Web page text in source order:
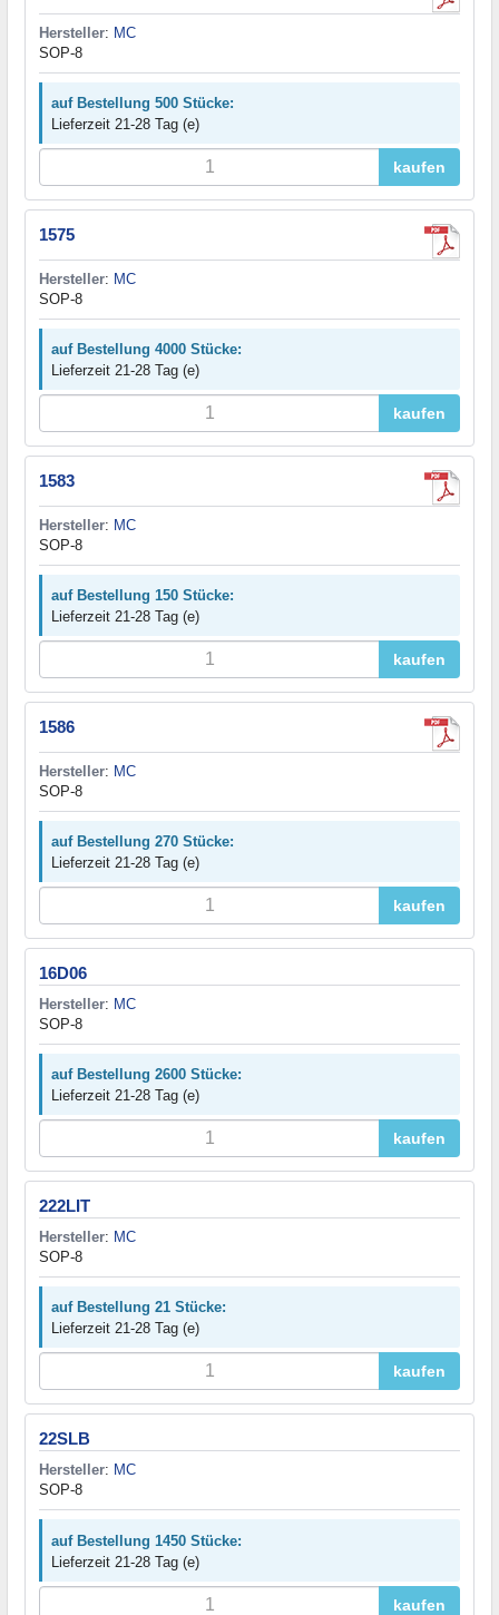
Hersteller: MC
SOP-8
auf Bestellung 500 Stücke:
Lieferzeit 21-28 Tag (e)
kaufen
1575
Hersteller: MC
SOP-8
auf Bestellung 4000 Stücke:
Lieferzeit 21-28 Tag (e)
kaufen
1583
Hersteller: MC
SOP-8
auf Bestellung 150 Stücke:
Lieferzeit 21-28 Tag (e)
kaufen
1586
Hersteller: MC
SOP-8
auf Bestellung 270 Stücke:
Lieferzeit 21-28 Tag (e)
kaufen
16D06
Hersteller: MC
SOP-8
auf Bestellung 2600 Stücke:
Lieferzeit 21-28 Tag (e)
kaufen
222LIT
Hersteller: MC
SOP-8
auf Bestellung 21 Stücke:
Lieferzeit 21-28 Tag (e)
kaufen
22SLB
Hersteller: MC
SOP-8
auf Bestellung 1450 Stücke:
Lieferzeit 21-28 Tag (e)
kaufen